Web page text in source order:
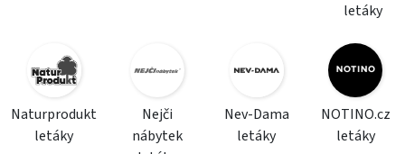
letáky
Naturprodukt
letáky
Nejči
nábytek
Nev-Dama
letáky
NOTINO.cz
letáky